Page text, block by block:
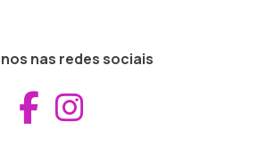
nas redes sociais
Aceder ao